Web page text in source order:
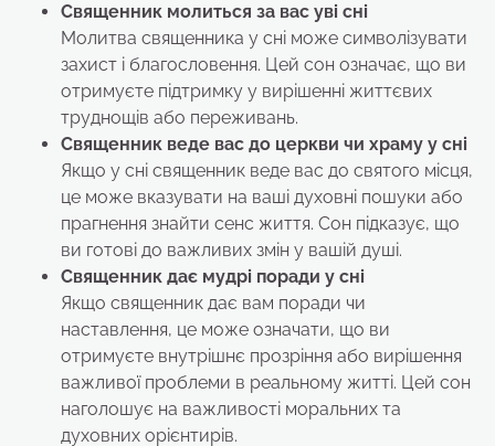
Священник молиться за вас уві сні
Молитва священника у сні може символізувати
захист і благословення. Цей сон означає, що ви
отримуєте підтримку у вирішенні життєвих
труднощів або переживань.
Священник веде вас до церкви чи храму у сні
Якщо у сні священник веде вас до святого місця,
це може вказувати на ваші духовні пошуки або
прагнення знайти сенс життя. Сон підказує, що
ви готові до важливих змін у вашій душі.
Священник дає мудрі поради у сні
Якщо священник дає вам поради чи
наставлення, це може означати, що ви
отримуєте внутрішнє прозріння або вирішення
важливої проблеми в реальному житті. Цей сон
наголошує на важливості моральних та
духовних орієнтирів.